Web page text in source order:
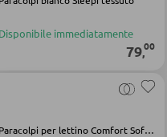
DA ESTERNO
Disponibile immediatamente
79,00
Paracolpi per lettino Comfort Soft Farm verde cotone poliestere